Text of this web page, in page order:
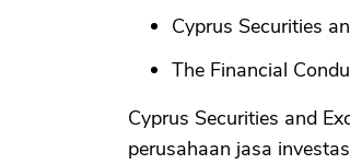
Cyprus Securities
The Financial
Cyprus Securities and
perusahaan jasa